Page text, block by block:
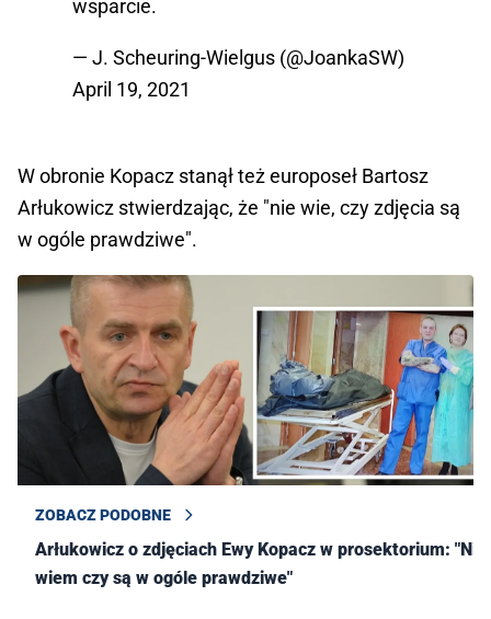
wsparcie.
— J. Scheuring-Wielgus (@JoankaSW)
April 19, 2021
W obronie Kopacz stanął też europoseł Bartosz
Arłukowicz stwierdzając, że "nie wie, czy zdjęcia są
w ogóle prawdziwe".
ZOBACZ PODOBNE
Arłukowicz o zdjęciach Ewy Kopacz w prosektorium: "Nie
wiem czy są w ogóle prawdziwe"